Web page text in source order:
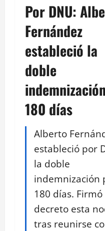
Por DNU:
Fernández
estableció la
doble
180 días
Alberto
estableció por
la doble
indemnización
180 días. Firmó
decreto esta
tras reunirse